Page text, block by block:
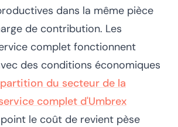
dans la même pièce
de contribution. Les
complet fonctionnent
des conditions économiques
du secteur de la
complet d'Umbrex
le coût de revient pèse